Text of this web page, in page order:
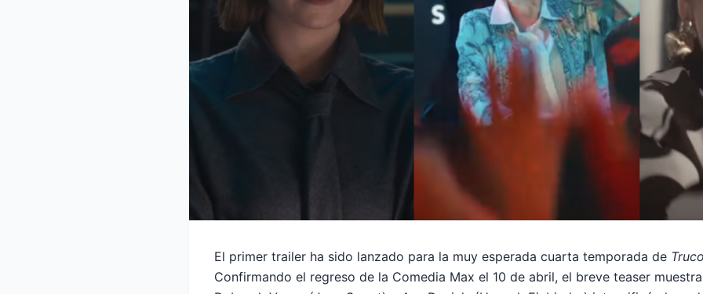
El primer trailer ha sido lanzado para la muy esperada cuarta temporada de
Confirmando el regreso de la Comedia Max el 10 de abril, el breve teaser